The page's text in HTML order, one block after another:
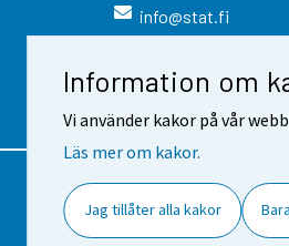
Information om
Vi använder kakor på vår
Läs mer om kakor.
Jag tillåter alla kakor
info@stat.fi